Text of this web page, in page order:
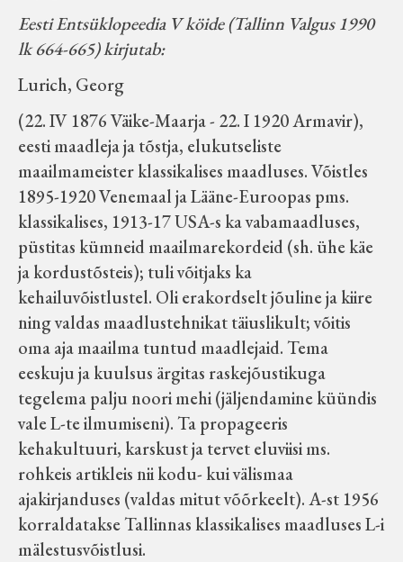
Eesti Entsüklopeedia V köide (Tallinn Valgus 1990
lk 664-665) kirjutab:
Lurich, Georg
(22. IV 1876 Väike-Maarja - 22. I 1920 Armavir),
eesti maadleja ja tõstja, elukutseliste
maailmameister klassikalises maadluses. Võistles
1895-1920 Venemaal ja Lääne-Euroopas pms.
klassikalises, 1913-17 USA-s ka vabamaadluses,
püstitas kümneid maailmarekordeid (sh. ühe käe
ja kordustõsteis); tuli võitjaks ka
kehailuvõistlustel. Oli erakordselt jõuline ja kiire
ning valdas maadlustehnikat täiuslikult; võitis
oma aja maailma tuntud maadlejaid. Tema
eeskuju ja kuulsus ärgitas raskejõustikuga
tegelema palju noori mehi (jäljendamine küündis
vale L-te ilmumiseni). Ta propageeris
kehakultuuri, karskust ja tervet eluviisi ms.
rohkeis artikleis nii kodu- kui välismaa
ajakirjanduses (valdas mitut võõrkeelt). A-st 1956
korraldatakse Tallinnas klassikalises maadluses L-i
mälestusvõistlusi.